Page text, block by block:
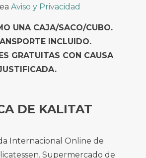
Aviso y Privacidad
UNA CAJA/SACO/CUBO.
INCLUIDO.
GRATUITAS CON CAUSA
DE KALITAT
Internacional Online de
Supermercado de